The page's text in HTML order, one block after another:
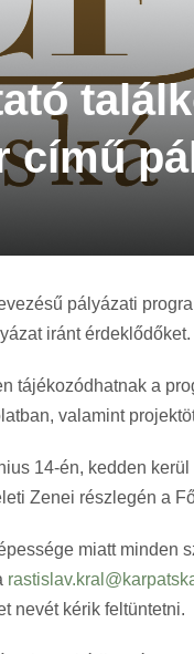
című
pályázati
iránt érdeklődőket.
tájékozódhatnak a
valamint
14-én, kedden
Zenei részlegén a
miatt minden
nevét kérik feltüntetni.